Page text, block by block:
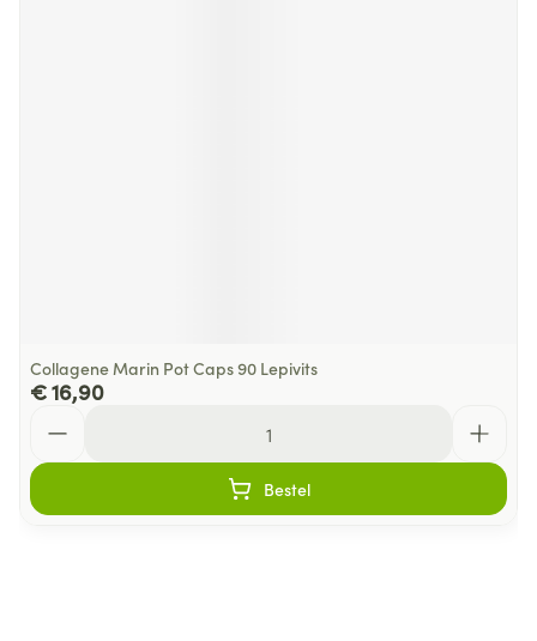
Collagene Marin Pot Caps 90 Lepivits
€ 16,90
Bestel